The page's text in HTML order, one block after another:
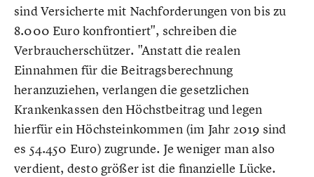
sind Versicherte mit Nachforderungen von bis zu
8.000 Euro konfrontiert", schreiben die
Verbraucherschützer. "Anstatt die realen
Einnahmen für die Beitragsberechnung
heranzuziehen, verlangen die gesetzlichen
Krankenkassen den Höchstbeitrag und legen
hierfür ein Höchsteinkommen (im Jahr 2019 sind
es 54.450 Euro) zugrunde. Je weniger man also
verdient, desto größer ist die finanzielle Lücke.